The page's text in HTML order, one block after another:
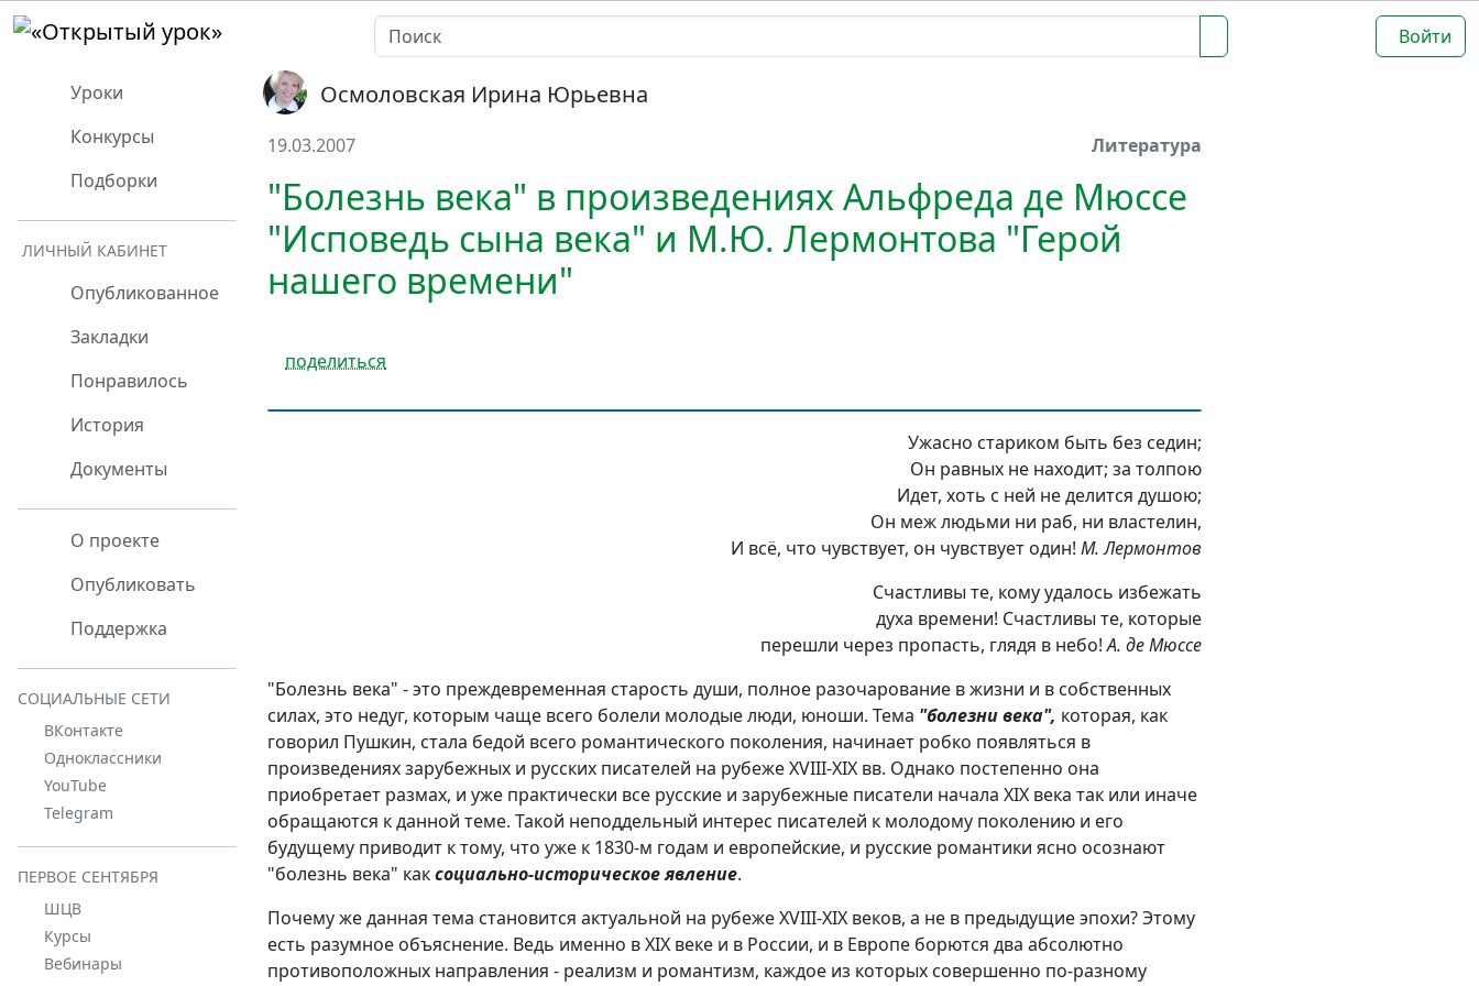
Войти
Уроки
Конкурсы
Подборки
ЛИЧНЫЙ КАБИНЕТ
Опубликованное
Закладки
Понравилось
История
Документы
О проекте
Опубликовать
Поддержка
СОЦИАЛЬНЫЕ СЕТИ
ВКонтакте
Одноклассники
YouTube
Telegram
ПЕРВОЕ СЕНТЯБРЯ
ШЦВ
Курсы
Вебинары
Осмоловская Ирина Юрьевна
19.03.2007 Литература
"Болезнь века" в произведениях Альфреда де Мюссе
"Исповедь сына века" и М.Ю. Лермонтова "Герой
нашего времени"
поделиться
Ужасно стариком быть без седин;
Он равных не находит; за толпою
Идет, хоть с ней не делится душою;
Он меж людьми ни раб, ни властелин,
И всё, что чувствует, он чувствует один! М. Лермонтов
Счастливы те, кому удалось избежать
духа времени! Счастливы те, которые
перешли через пропасть, глядя в небо!А. де Мюссе
"Болезнь века" - это преждевременная старость души, полное разочарование в жизни и в собственных
силах, это недуг, которым чаще всего болели молодые люди, юноши. Тема "болезни века", которая, как
говорил Пушкин, стала бедой всего романтического поколения, начинает робко появляться в
произведениях зарубежных и русских писателей на рубеже XVIII-XIX вв. Однако постепенно она
приобретает размах, и уже практически все русские и зарубежные писатели начала XIX века так или иначе
обращаются к данной теме. Такой неподдельный интерес писателей к молодому поколению и его
будущему приводит к тому, что уже к 1830-м годам и европейские, и русские романтики ясно осознают
"болезнь века" каксоциально-историческое явление.
Почему же данная тема становится актуальной на рубеже XVIII-XIX веков, а не в предыдущие эпохи? Этому
есть разумное объяснение. Ведь именно в XIX веке и в России, и в Европе борются два абсолютно
противоположных направления - реализм и романтизм, каждое из которых совершенно по-разному